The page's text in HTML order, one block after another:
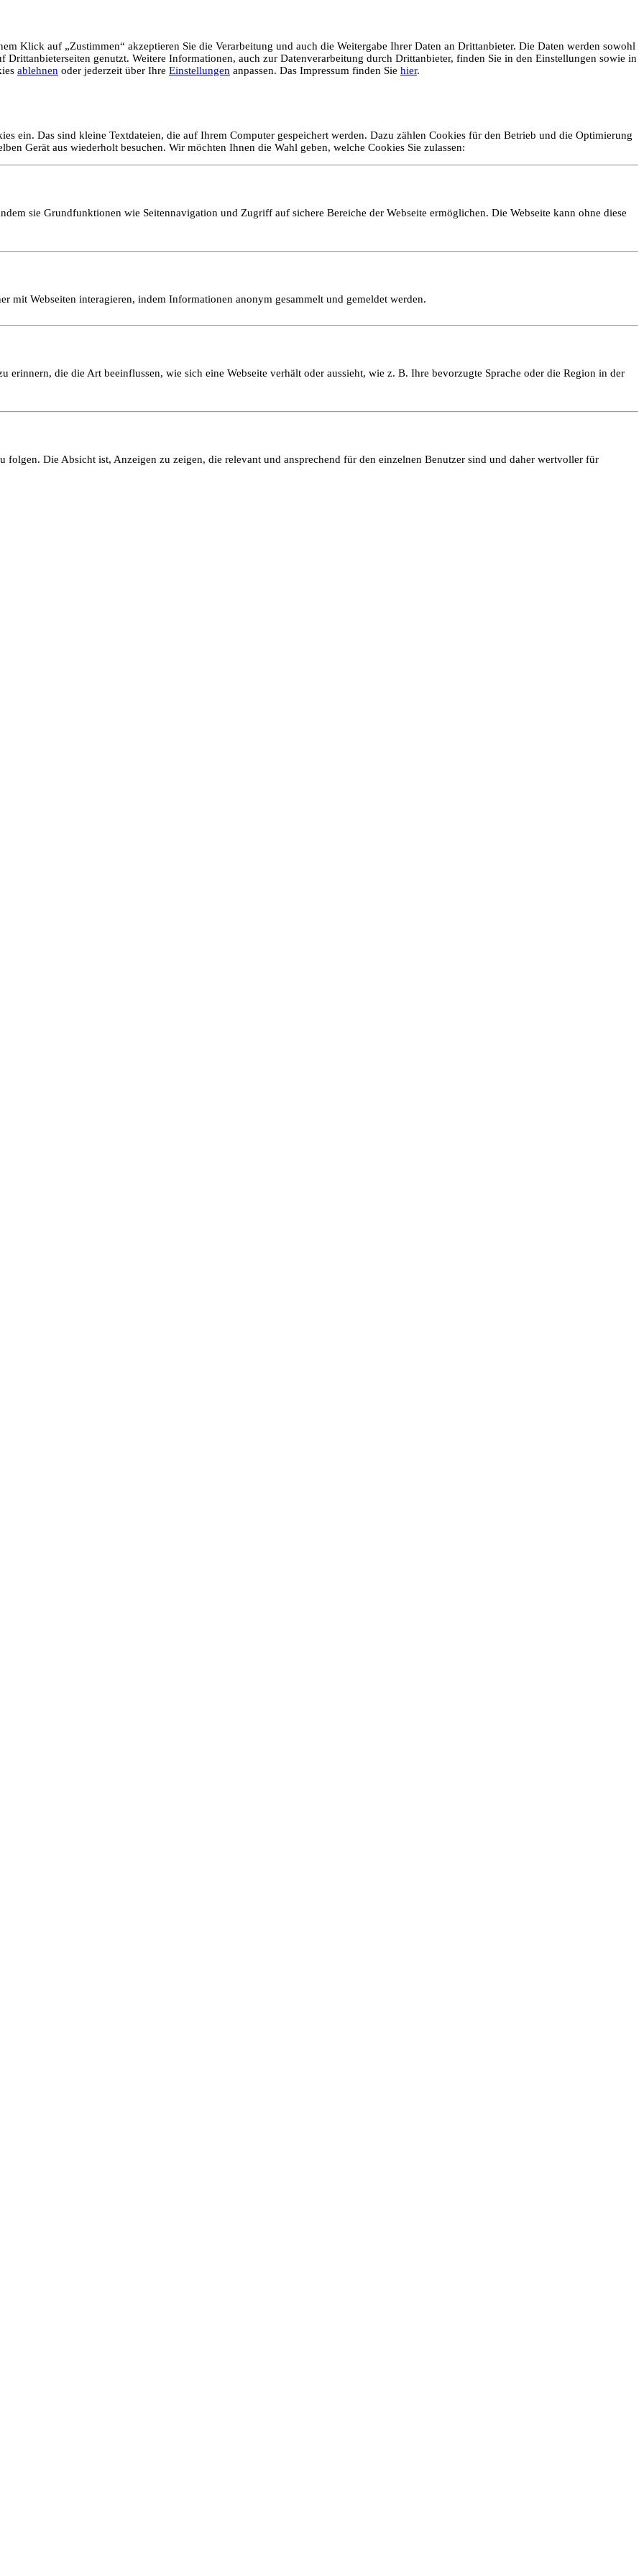
Klick auf „Zustimmen“ akzeptieren Sie die Verarbeitung und auch die Weitergabe Ihrer Daten an Drittanbieter. Die Daten werden sowohl
genutzt. Weitere Informationen, auch zur Datenverarbeitung durch Drittanbieter, finden Sie in den Einstellungen sowie in
ablehnen oder jederzeit über Ihre Einstellungen anpassen. Das Impressum finden Sie hier.
ein. Das sind kleine Textdateien, die auf Ihrem Computer gespeichert werden. Dazu zählen Cookies für den Betrieb und die Optimierung
Gerät aus wiederholt besuchen. Wir möchten Ihnen die Wahl geben, welche Cookies Sie zulassen:
sie Grundfunktionen wie Seitennavigation und Zugriff auf sichere Bereiche der Webseite ermöglichen. Die Webseite kann ohne diese
mit Webseiten interagieren, indem Informationen anonym gesammelt und gemeldet werden.
erinnern, die die Art beeinflussen, wie sich eine Webseite verhält oder aussieht, wie z. B. Ihre bevorzugte Sprache oder die Region in der
folgen. Die Absicht ist, Anzeigen zu zeigen, die relevant und ansprechend für den einzelnen Benutzer sind und daher wertvoller für